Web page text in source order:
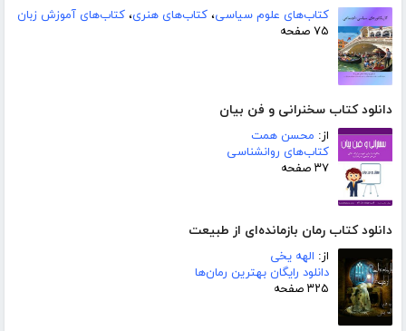
کتاب‌های علوم سیاسی، کتاب‌های هنری، کتاب‌های آموزش زبان
۷۵ صفحه
دانلود کتاب سخنرانی و فن بیان
از: محسن همت
کتاب‌های روانشناسی
۳۷ صفحه
دانلود کتاب رمان بازمانده‌ای از طبیعت
از: الهه یخی
دانلود رایگان بهترین رمان‌ها
۳۲۵ صفحه